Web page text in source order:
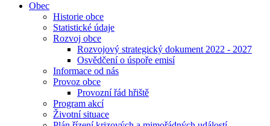
Obec
Historie obce
Statistické údaje
Rozvoj obce
Rozvojový strategický dokument 2022 - 2027
Osvědčení o úspoře emisí
Informace od nás
Provoz obce
Provozní řád hřiště
Program akcí
Životní situace